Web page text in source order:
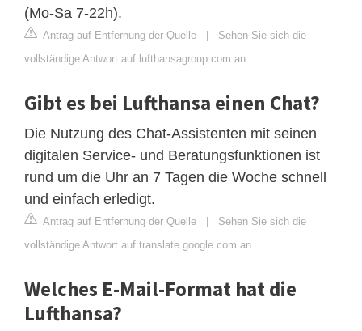
(Mo-Sa 7-22h).
Antrag auf Entfernung der Quelle | Sehen Sie sich die
vollständige Antwort auf lufthansagroup.com an
Gibt es bei Lufthansa einen Chat?
Die Nutzung des Chat-Assistenten mit seinen
digitalen Service- und Beratungsfunktionen ist
rund um die Uhr an 7 Tagen die Woche schnell
und einfach erledigt.
Antrag auf Entfernung der Quelle | Sehen Sie sich die
vollständige Antwort auf translate.google.com an
Welches E-Mail-Format hat die
Lufthansa?